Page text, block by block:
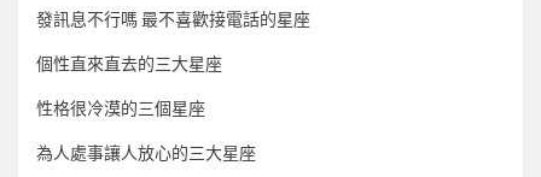
發訊息不行嗎 最不喜歡接電話的星座
個性直來直去的三大星座
性格很冷漠的三個星座
為人處事讓人放心的三大星座